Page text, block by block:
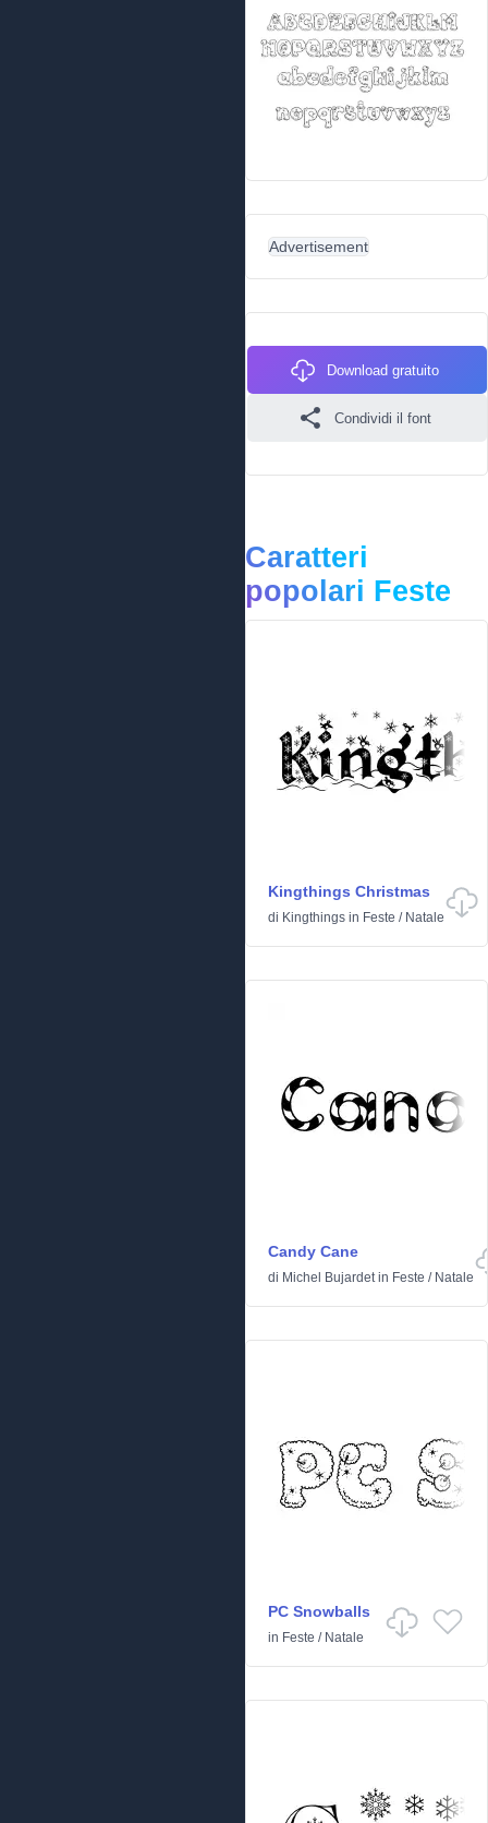
Advertisement
Download gratuito
Condividi il font
Caratteri
popolari Feste
Kingthings Christmas
di Kingthings in Feste / Natale
Candy Cane
di Michel Bujardetin Feste / Natale
PC Snowballs
in Feste / Natale